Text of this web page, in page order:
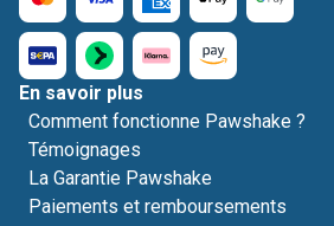
En savoir plus
Comment fonctionne Pawshake ?
Témoignages
La Garantie Pawshake
Paiements et remboursements